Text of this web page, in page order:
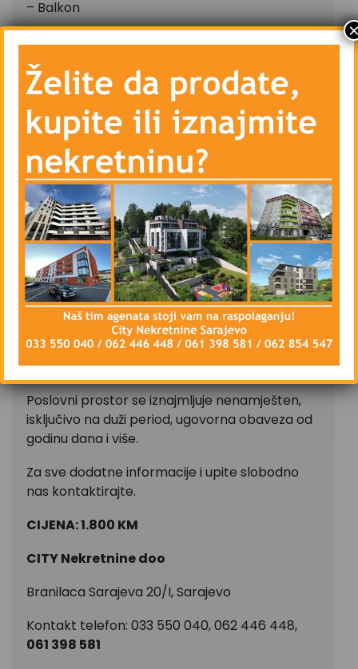
– Balkon
– Mokri čvor – Toalet i kupatilo
– Ostavu
– Centralno grijanje – etažno – plin
– Klima uređaj
– Priključke telefona, kablovske televizije i
interneta
– Vanjsku PVC stolariju, unutrašnju drvenu
stolariju
– Blindirana vrata, interfon, alarmni sistem
– Vatrodojavni sistem
– Parking mjesto u dvorištu zgrade za jedno
vozilo
Poslovni prostor se iznajmljuje nenamješten,
isključivo na duži period, ugovorna obaveza od
godinu dana i više.
Za sve dodatne informacije i upite slobodno
nas kontaktirajte.
CIJENA: 1.800 KM
CITY Nekretnine doo
Branilaca Sarajeva 20/I, Sarajevo
Kontakt telefon: 033 550 040, 062 446 448,
061 398 581